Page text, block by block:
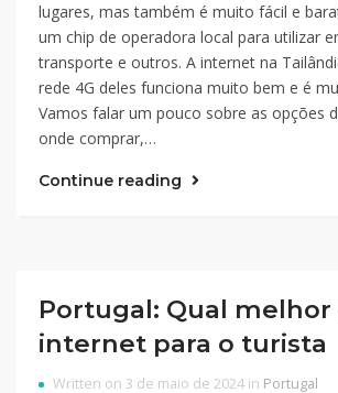
lugares, mas também é muito fácil e
um chip de operadora local para utilizar
transporte e outros. A internet na
rede 4G deles funciona muito bem e é
Vamos falar um pouco sobre as opções
onde comprar,…
Continue reading
Portugal: Qual melhor
internet para o turista
Written on 3 de maio de 2024 in Portugal